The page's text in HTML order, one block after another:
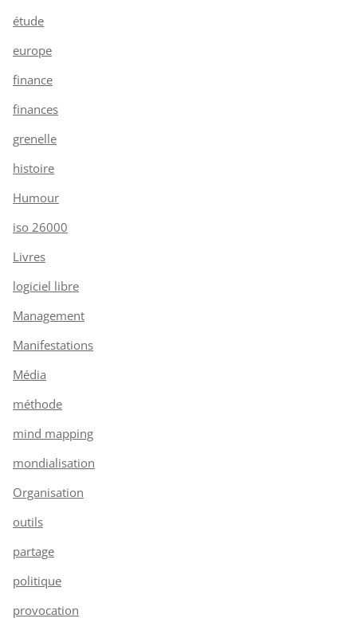
étude
europe
finance
finances
grenelle
histoire
Humour
iso 26000
Livres
logiciel libre
Management
Manifestations
Média
méthode
mind mapping
mondialisation
Organisation
outils
partage
politique
provocation